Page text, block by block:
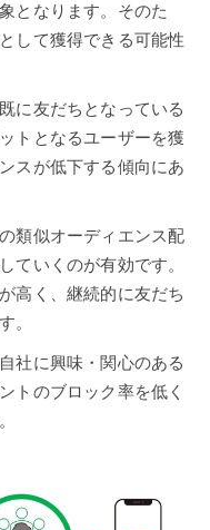
となります。そのた
して獲得できる可能性
に友だちとなっている
トとなるユーザーを獲
スが低下する傾向にあ
類似オーディエンス配
ていくのが有効です。
高く、継続的に友だち
。
社に興味・関心のある
トのブロック率を低く